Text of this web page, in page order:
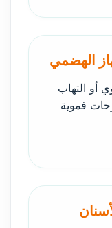
أو التهاب
فموية